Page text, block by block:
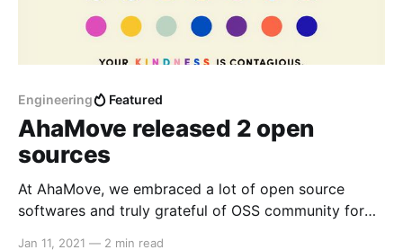
Engineering Featured
AhaMove released 2 open
sources
At AhaMove, we embraced a lot of open source
softwares and truly grateful of OSS community for
Jan 11, 2021 — 2 min read